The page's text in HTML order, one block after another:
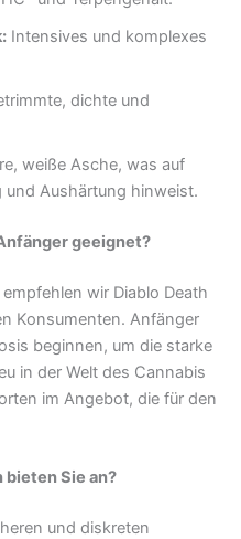
Intensives und komplexes
dichte und
weiße Asche, was auf
und Aushärtung hinweist.
geeignet?
wir Diablo Death
Konsumenten. Anfänger
beginnen, um die starke
in der Welt des Cannabis
im Angebot, die für den
bieten Sie an?
und diskreten